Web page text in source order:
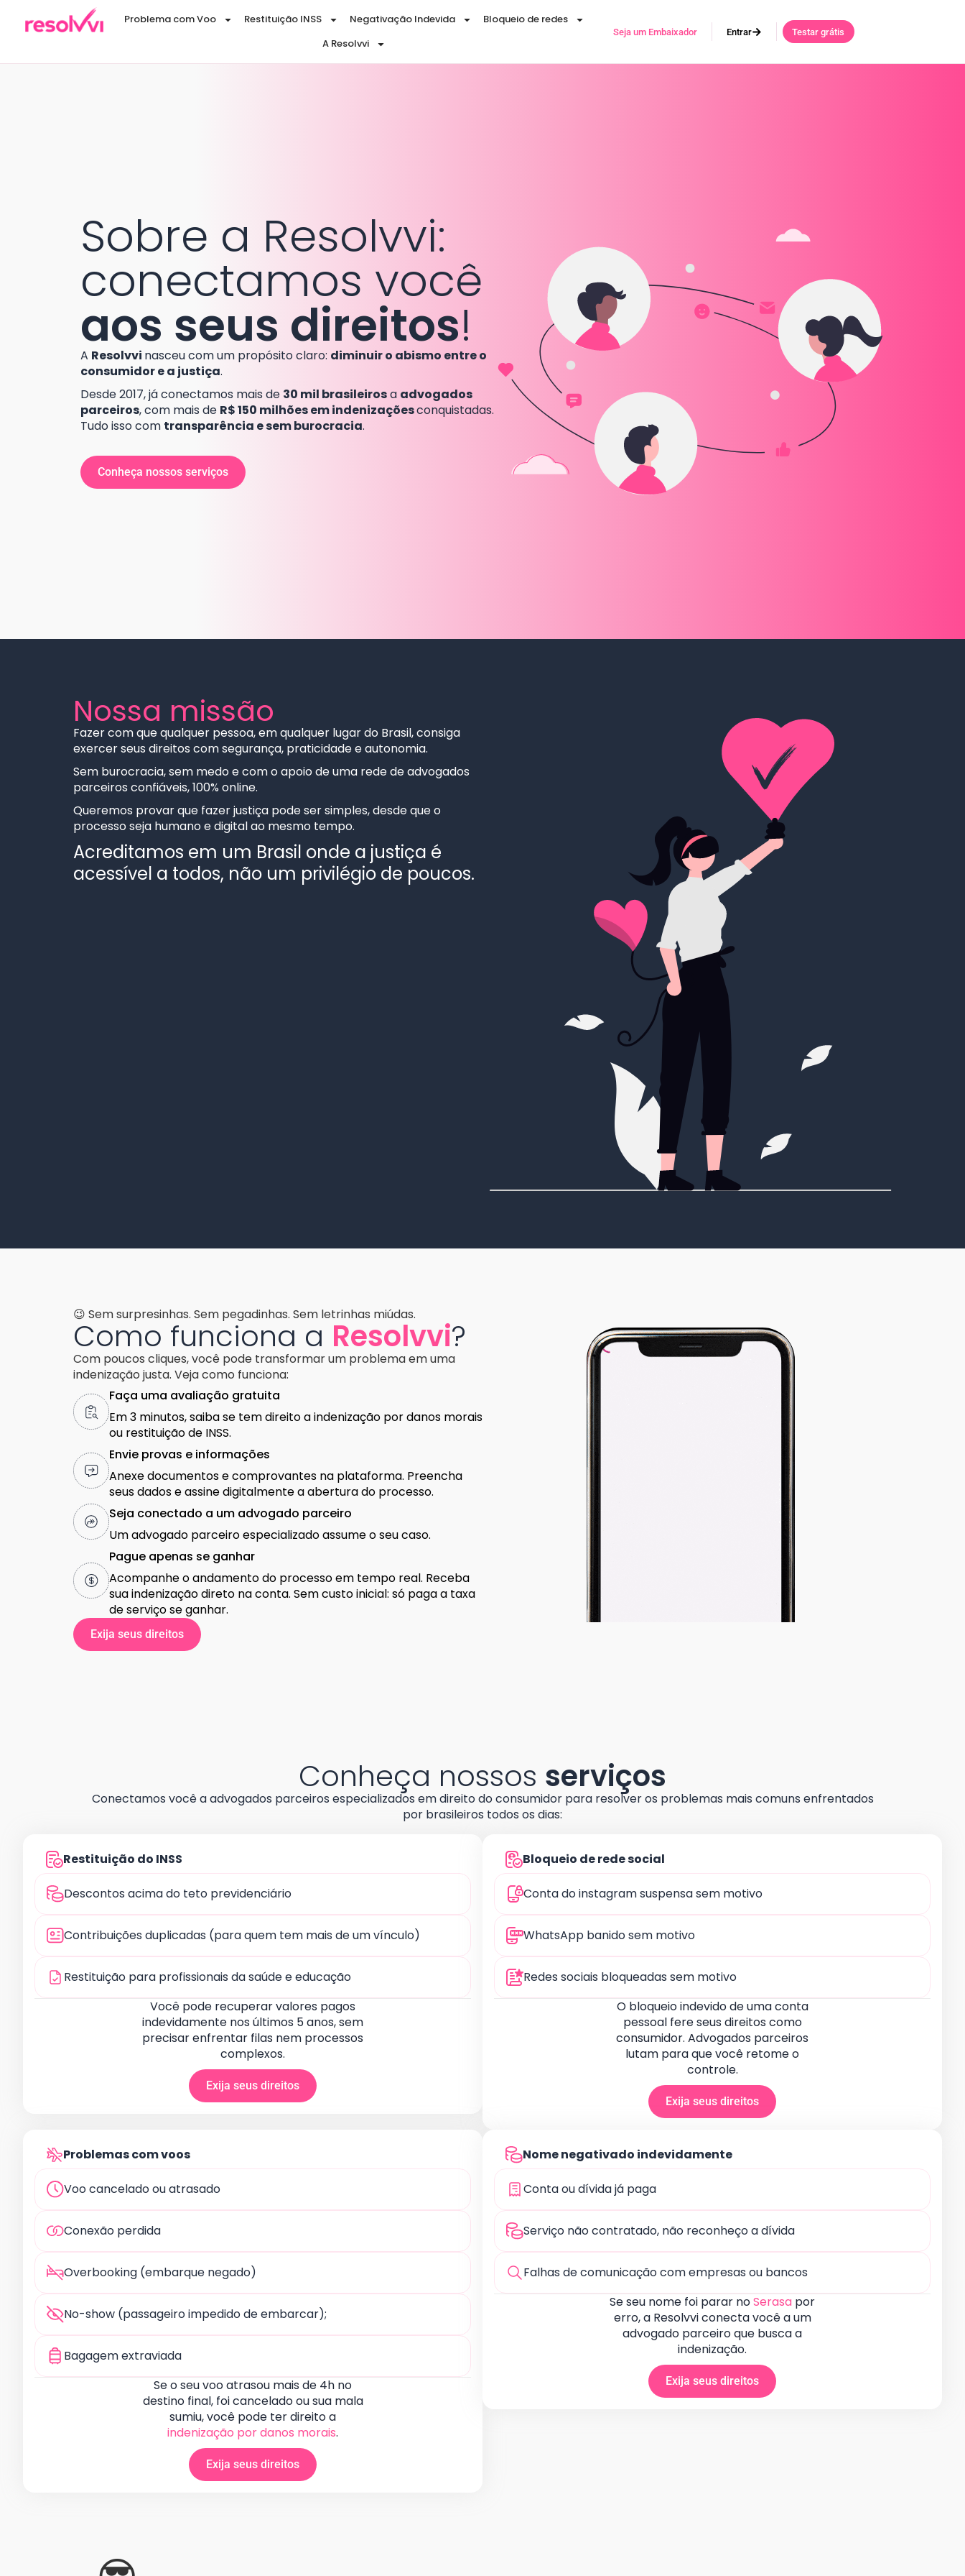
Problema com Voo Restituição INSS Negativação Indevida
Bloqueio de redes
A Resolvvi
Seja um Embaixador Entrar Testar grátis
Sobre a Resolvvi:
conectamos você
aos seus direitos!
A Resolvvi nasceu com um propósito claro: diminuir o abismo entre o
consumidor e a justiça.
Desde 2017,já conectamos mais de 30 mil brasileirosa advogados
parceiros, com mais de R$ 150 milhões em indenizaçõesconquistadas.
Tudo isso com transparência e sem burocracia.
Conheça nossos serviços
Nossa missão
Fazer com que qualquer pessoa, em qualquer lugar do Brasil, consiga
exercer seus direitos com segurança, praticidade e autonomia.
Sem burocracia, sem medo e com o apoio de uma rede de advogados
parceiros confiáveis, 100% online.
Queremos provar que fazer justiça pode ser simples, desde que o
processo seja humano e digital ao mesmo tempo.
Acreditamos em um Brasil onde a justiça é
acessível a todos, não um privilégio de poucos.
😉 Sem surpresinhas. Sem pegadinhas. Sem letrinhas miúdas.
Como funciona a Resolvvi?
Com poucos cliques, você pode transformar um problema em uma
indenização justa. Veja como funciona:
Faça uma avaliação gratuita
Em 3 minutos, saiba se tem direito a indenização por danos morais
ou restituição de INSS.
Envie provas e informações
Anexe documentos e comprovantes na plataforma. Preencha
seus dados e assine digitalmente a abertura do processo.
Seja conectado a um advogado parceiro
Um advogado parceiro especializado assume o seu caso.
Pague apenas se ganhar
Acompanhe o andamento do processo em tempo real. Receba
sua indenização direto na conta. Sem custo inicial: só paga a taxa
de serviço se ganhar.
Exija seus direitos
Conheça nossos serviços
Conectamos você a advogados parceiros especializados em direito do consumidor para resolver os problemas mais comuns enfrentados
por brasileiros todos os dias:
Restituição do INSS
Descontos acima do teto previdenciário
Contribuições duplicadas (para quem tem mais de um vínculo)
Restituição para profissionais da saúde e educação
Você pode recuperar valores pagos
indevidamente nos últimos 5 anos, sem
precisar enfrentar filas nem processos
complexos.
Exija seus direitos
Bloqueio de rede social
Conta do instagram suspensa sem motivo
WhatsApp banido sem motivo
Redes sociais bloqueadas sem motivo
O bloqueio indevido de uma conta
pessoal fere seus direitos como
consumidor. Advogados parceiros
lutam para que você retome o
controle.
Exija seus direitos
Problemas com voos
Voo cancelado ou atrasado
Conexão perdida
Overbooking (embarque negado)
No-show (passageiro impedido de embarcar);
Bagagem extraviada
Se o seu voo atrasou mais de 4h no
destino final, foi cancelado ou sua mala
sumiu, você pode ter direito a
indenização por danos morais.
Exija seus direitos
Nome negativado indevidamente
Conta ou dívida já paga
Serviço não contratado, não reconheço a dívida
Falhas de comunicação com empresas ou bancos
Se seu nome foi parar noSerasa por
erro, a Resolvvi conecta você a um
advogado parceiro que busca a
indenização.
Exija seus direitos